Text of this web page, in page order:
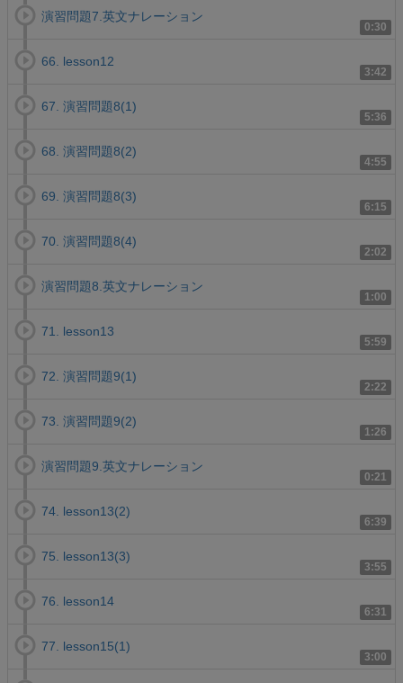
0:30
演習問題7.英文ナレーション
3:42
66. lesson12
5:36
67. 演習問題8(1)
4:55
68. 演習問題8(2)
6:15
69. 演習問題8(3)
2:02
70. 演習問題8(4)
1:00
演習問題8.英文ナレーション
5:59
71. lesson13
2:22
72. 演習問題9(1)
1:26
73. 演習問題9(2)
0:21
演習問題9.英文ナレーション
6:39
74. lesson13(2)
3:55
75. lesson13(3)
6:31
76. lesson14
3:00
77. lesson15(1)